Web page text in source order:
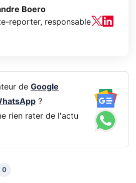
Boero
reporter, responsable
de Google
?
rien rater de l'actu
0